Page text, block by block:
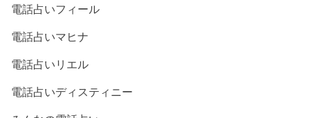
電話占いフィール
電話占いマヒナ
電話占いリエル
電話占いディスティニー